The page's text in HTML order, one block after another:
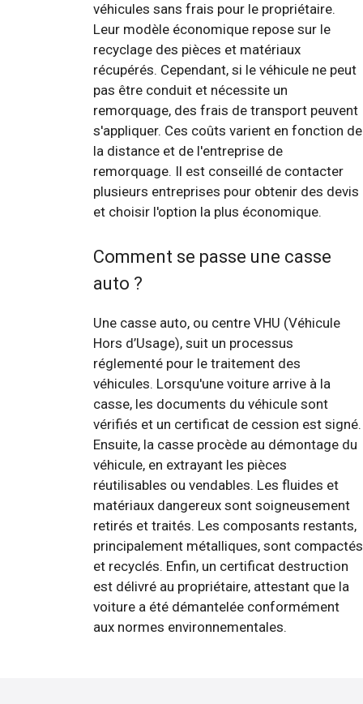
véhicules sans frais pour le propriétaire.
Leur modèle économique repose sur le
recyclage des pièces et matériaux
récupérés. Cependant, si le véhicule ne peut
pas être conduit et nécessite un
remorquage, des frais de transport peuvent
s'appliquer. Ces coûts varient en fonction de
la distance et de l'entreprise de
remorquage. Il est conseillé de contacter
plusieurs entreprises pour obtenir des devis
et choisir l'option la plus économique.
Comment se passe une casse
auto ?
Une casse auto, ou centre VHU (Véhicule
Hors d’Usage), suit un processus
réglementé pour le traitement des
véhicules. Lorsqu'une voiture arrive à la
casse, les documents du véhicule sont
vérifiés et un certificat de cession est signé.
Ensuite, la casse procède au démontage du
véhicule, en extrayant les pièces
réutilisables ou vendables. Les fluides et
matériaux dangereux sont soigneusement
retirés et traités. Les composants restants,
principalement métalliques, sont compactés
et recyclés. Enfin, un certificat destruction
est délivré au propriétaire, attestant que la
voiture a été démantelée conformément
aux normes environnementales.